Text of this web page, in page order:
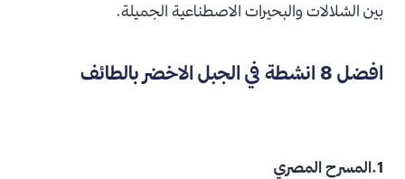
بين الشلالات والبحيرات الاصطناعية الجميلة.
افضل 8 انشطة في الجبل الاخضر بالطائف
1.المسرح المصري